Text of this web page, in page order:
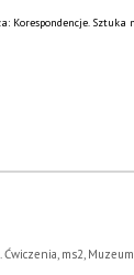
Korespondencje.
Ćwiczenia, ms2,